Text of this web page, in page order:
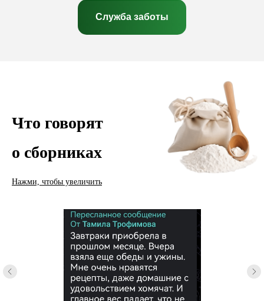
Служба заботы
Что говорят
о сборниках
Нажми, чтобы увеличить